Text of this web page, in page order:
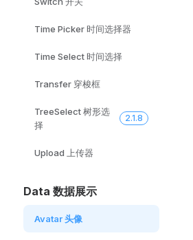
Time Picker 时间选择器
Time Select 时间选择
Transfer 穿梭框
TreeSelect 树形选
择
2.1.8
Upload 上传器
Data 数据展示
Avatar 头像